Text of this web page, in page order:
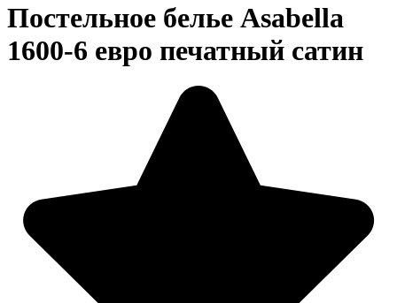
Постельное белье Asabella
1600-6 евро печатный сатин